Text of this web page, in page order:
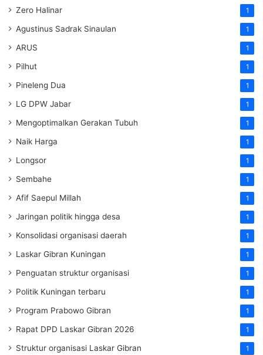
Zero Halinar 1
Agustinus Sadrak Sinaulan 1
ARUS 1
Pilhut 1
Pineleng Dua 1
LG DPW Jabar 1
Mengoptimalkan Gerakan Tubuh 1
Naik Harga 1
Longsor 1
Sembahe 1
Afif Saepul Millah 1
Jaringan politik hingga desa 1
Konsolidasi organisasi daerah 1
Laskar Gibran Kuningan 1
Penguatan struktur organisasi 1
Politik Kuningan terbaru 1
Program Prabowo Gibran 1
Rapat DPD Laskar Gibran 2026 1
Struktur organisasi Laskar Gibran 1